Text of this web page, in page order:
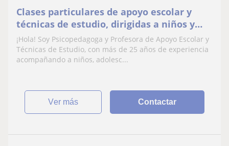
Clases particulares de apoyo escolar y
técnicas de estudio, dirigidas a niños y
adolescentes con dificultades específicas
de aprendizaje
¡Hola! Soy Psicopedagoga y Profesora de Apoyo Escolar y
Técnicas de Estudio, con más de 25 años de experiencia
acompañando a niños, adolesc...
ver más Contactar